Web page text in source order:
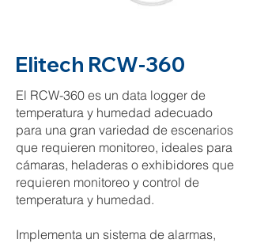
Elitech RCW-360
El RCW-360 es un data logger de
temperatura y humedad adecuado
para una gran variedad de escenarios
que requieren monitoreo, ideales para
cámaras, heladeras o exhibidores que
requieren monitoreo y control de
temperatura y humedad.
Implementa un sistema de alarmas,